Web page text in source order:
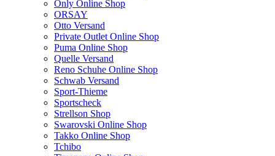
Only Online Shop
ORSAY
Otto Versand
Private Outlet Online Shop
Puma Online Shop
Quelle Versand
Reno Schuhe Online Shop
Schwab Versand
Sport-Thieme
Sportscheck
Strellson Shop
Swarovski Online Shop
Takko Online Shop
Tchibo